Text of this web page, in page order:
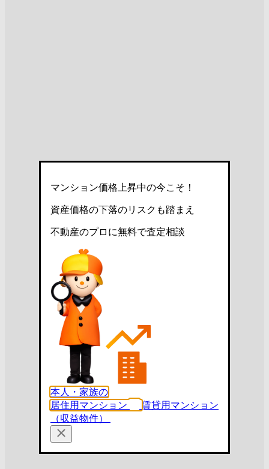
マンション価格上昇中の今こそ！
資産価格の下落のリスクも踏まえ
不動産のプロに無料で査定相談
本人・家族の
居住用マンション
賃貸用マンション
（収益物件）